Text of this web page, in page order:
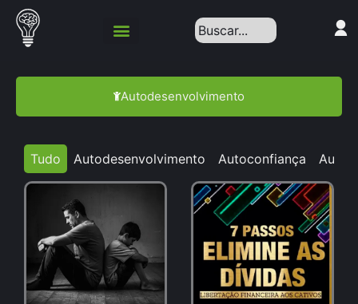
Autodesenvolvimento
Autodesenvolvimento Autoconfiança
Tudo